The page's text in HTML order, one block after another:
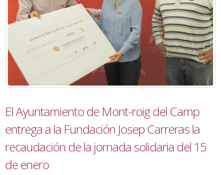
El Ayuntamiento de Mont-roig del Camp
entrega a la Fundación Josep Carreras la
recaudación de la jornada solidaria del 15
de enero